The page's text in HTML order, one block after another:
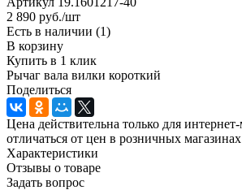
2 890 руб./шт
Есть в наличии (1)
В корзину
Купить в 1 клик
Рычаг вала вилки короткий
Поделиться
Цена действительна только для
отличаться от цен в розничных магазинах
Характеристики
Отзывы о товаре
Задать вопрос